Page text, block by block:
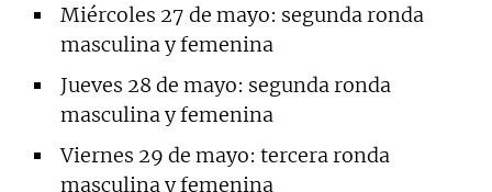
Miércoles 27 de mayo: segunda ronda
masculina y femenina
Jueves 28 de mayo: segunda ronda
masculina y femenina
Viernes 29 de mayo: tercera ronda
masculina y femenina